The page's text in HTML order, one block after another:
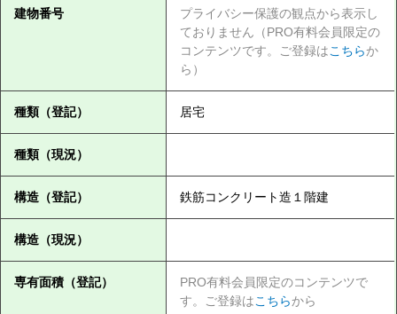
建物番号
プライバシー保護の観点から表示し
ておりません（PRO有料会員限定の
コンテンツです。ご登録はこちらか
ら）
種類（登記） 居宅
種類（現況）
構造（登記） 鉄筋コンクリート造１階建
構造（現況）
専有面積（登記）
PRO有料会員限定のコンテンツで
す。ご登録はこちらから